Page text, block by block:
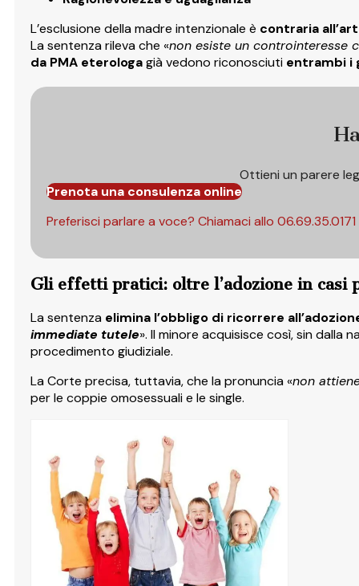
L’esclusione della madre intenzionale è contraria
La sentenza rileva che «non esiste un controinteresse
da PMA eterologagià vedono riconosciuti entrambi i
Ottieni un parere
Prenota una consulenza online
Preferisci parlare a voce? Chiamaci allo 06.69.35.0171
Gli effetti pratici: oltre l’adozione in casi
La sentenza elimina l’obbligo di ricorrere
immediate tutele». Il minore acquisisce così, sin dalla
procedimento giudiziale.
La Corte precisa, tuttavia, che la pronuncia «non
per le coppie omosessuali e le single.